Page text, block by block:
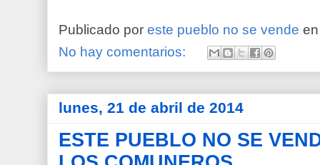
Publicado por este pueblo no se vende
No hay comentarios:
lunes, 21 de abril de 2014
ESTE PUEBLO NO SE